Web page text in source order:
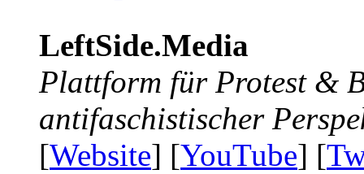
LeftSide.Media
Plattform für Protest &
antifaschistischer
[Website] [YouTube] [